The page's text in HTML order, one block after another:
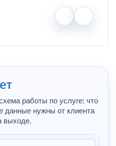
работы по услуге: что
данные нужны от клиента
выходе.